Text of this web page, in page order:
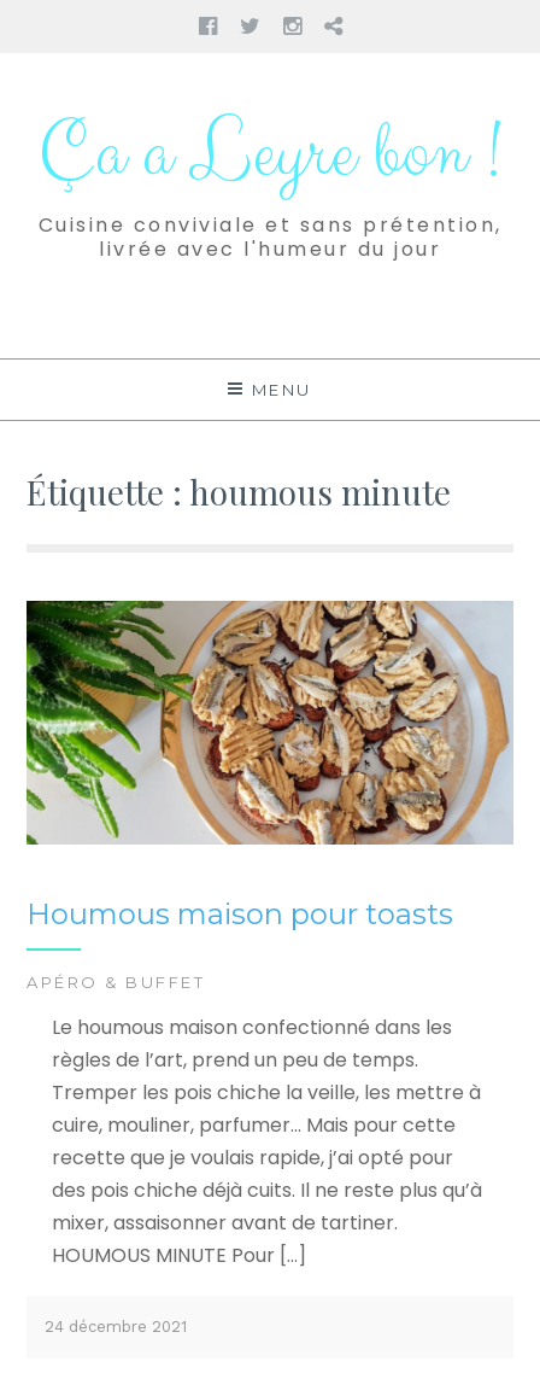
Facebook
TwitterInstagram
Pinterest
contenuÇa a Leyre bon !
Cuisine conviviale et sans prétention,
livrée avec l'humeur du jour
MENU
Étiquette : houmous minute
Houmous maison pour toasts
APÉRO & BUFFET
Le houmous maison confectionné dans les
règles de l’art, prend un peu de temps.
Tremper les pois chiche la veille, les mettre à
cuire, mouliner, parfumer… Mais pour cette
recette que je voulais rapide, j’ai opté pour
des pois chiche déjà cuits. Il ne reste plus qu’à
mixer, assaisonner avant de tartiner.
HOUMOUS MINUTE Pour […]
24 décembre 2021